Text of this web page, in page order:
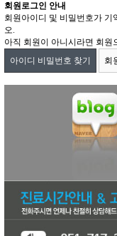
회원로그인 안내
회원아이디 및 비밀번호가 기
오.
아직 회원이 아니시라면 회원
아이디 비밀번호 찾기
회